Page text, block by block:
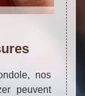
nos
peuvent